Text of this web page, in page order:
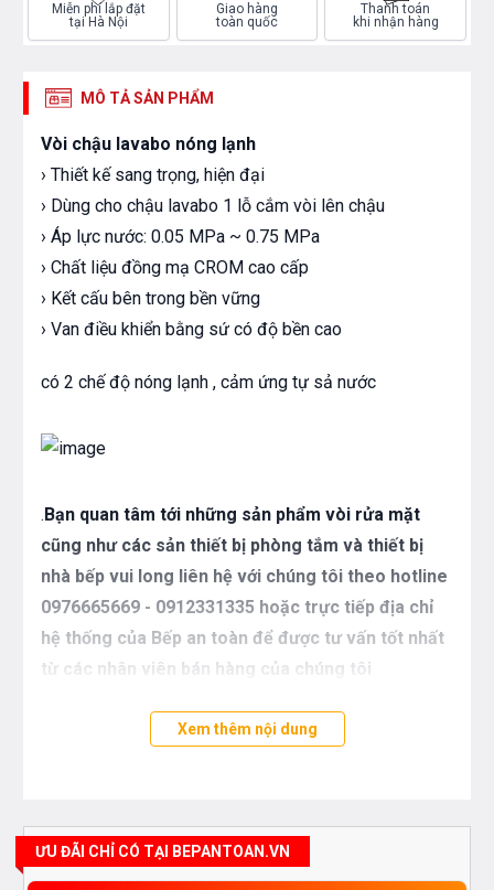
Miễn phí lắp đặt
tại Hà Nội
Giao hàng
toàn quốc
Thanh toán
khi nhận hàng
MÔ TẢ SẢN PHẨM
Vòi chậu lavabo nóng lạnh
› Thiết kế sang trọng, hiện đại
› Dùng cho chậu lavabo 1 lỗ cắm vòi lên chậu
› Áp lực nước: 0.05 MPa ~ 0.75 MPa
› Chất liệu đồng mạ CROM cao cấp
› Kết cấu bên trong bền vững
› Van điều khiển bằng sứ có độ bền cao
có 2 chế độ nóng lạnh , cảm ứng tự sả nước
. Bạn quan tâm tới những sản phẩm vòi rửa mặt
cũng như các sản thiết bị phòng tắm và thiết bị
nhà bếp vui long liên hệ với chúng tôi theo hotline
0976665669 - 0912331335 hoặc trực tiếp địa chỉ
hệ thống của Bếp an toàn để được tư vấn tốt nhất
từ các nhân viên bán hàng của chúng tôi
Xem thêm nội dung
ƯU ĐÃI CHỈ CÓ TẠI BEPANTOAN.VN